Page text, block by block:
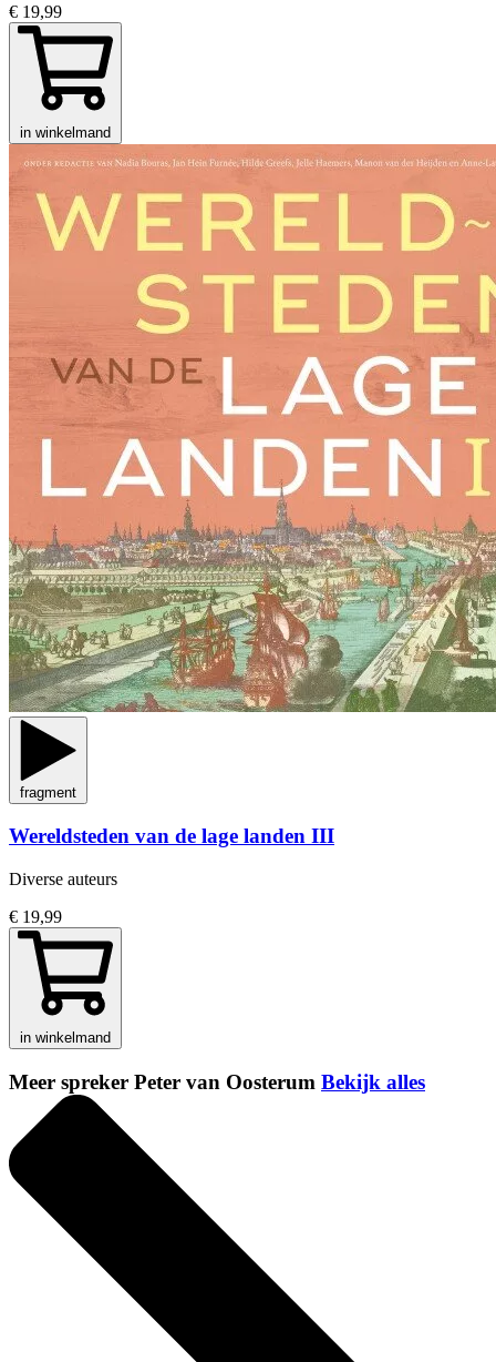
€ 19,99
in winkelmand
fragment
Wereldsteden van de lage landen III
Diverse auteurs
€ 19,99
in winkelmand
Meer spreker Peter van Oosterum Bekijk alles